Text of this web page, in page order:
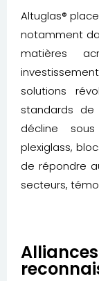
Altuglas®
notamment
matières
solutions
standards de
décline
plexiglass,
de répondre
secteurs,